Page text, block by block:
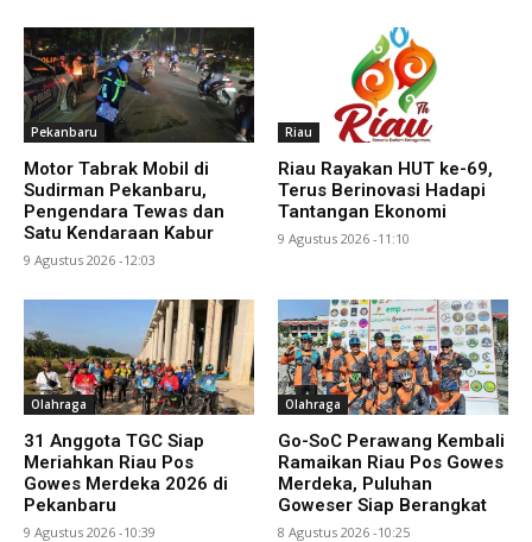
Pekanbaru
Motor Tabrak Mobil di
Sudirman Pekanbaru,
Pengendara Tewas dan
Satu Kendaraan Kabur
9 Agustus 2026 -12:03
Riau
Riau Rayakan HUT ke-69,
Terus Berinovasi Hadapi
Tantangan Ekonomi
9 Agustus 2026 -11:10
Olahraga
31 Anggota TGC Siap
Meriahkan Riau Pos
Gowes Merdeka 2026 di
Pekanbaru
9 Agustus 2026 -10:39
Olahraga
Go-SoC Perawang Kembali
Ramaikan Riau Pos Gowes
Merdeka, Puluhan
Goweser Siap Berangkat
8 Agustus 2026 -10:25